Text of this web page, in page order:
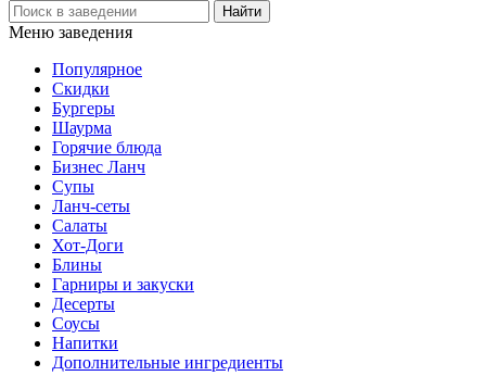
Меню заведения
Популярное
Скидки
Бургеры
Шаурма
Горячие блюда
Бизнес Ланч
Супы
Ланч-сеты
Салаты
Хот-Доги
Блины
Гарниры и закуски
Десерты
Соусы
Напитки
Дополнительные ингредиенты